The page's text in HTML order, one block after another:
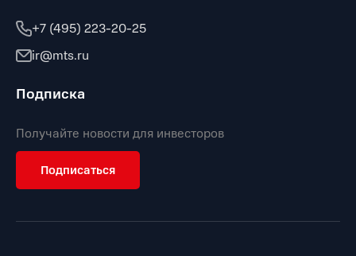
+7 (495) 223-20-25
ir@mts.ru
Подписка
Получайте новости для инвесторов
Подписаться